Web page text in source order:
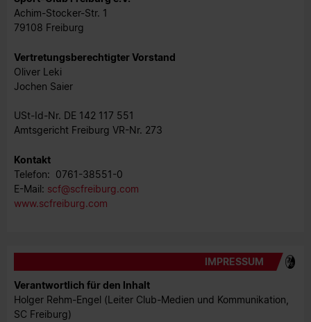
Achim-Stocker-Str. 1
79108 Freiburg
Vertretungsberechtigter Vorstand
Oliver Leki
Jochen Saier
USt-Id-Nr. DE 142 117 551
Amtsgericht Freiburg VR-Nr. 273
Kontakt
Telefon: 0761-38551-0
E-Mail: scf@scfreiburg.com
www.scfreiburg.com
IMPRESSUM
Verantwortlich für den Inhalt
Holger Rehm-Engel (Leiter Club-Medien und Kommunikation,
SC Freiburg)